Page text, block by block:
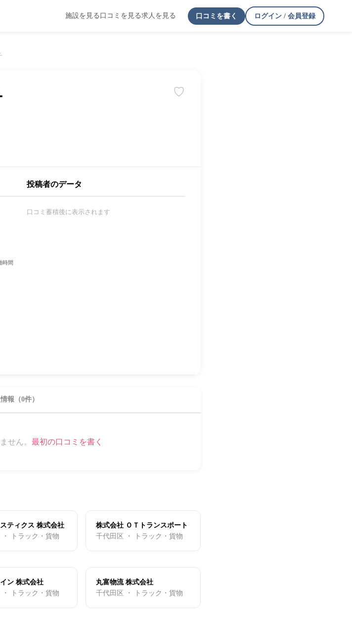
施設を見る 口コミを見る求人を見る 口コミを書く ログイン / 会員登録
♡
時間・休日
投稿者のデータ
口コミ蓄積後に表示されます
報（0件）
せん。 最初の口コミを書く
ティクス 株式会社
・ トラック・貨物
株式会社 ＯＴトランスポート
千代田区 ・ トラック・貨物
ン 株式会社
・ トラック・貨物
丸富物流 株式会社
千代田区 ・ トラック・貨物